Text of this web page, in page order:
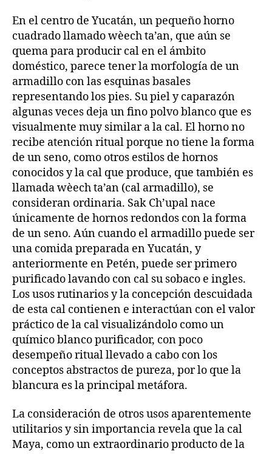
En el centro de Yucatán, un pequeño horno
cuadrado llamado wèech ta’an, que aún se
quema para producir cal en el ámbito
doméstico, parece tener la morfología de un
armadillo con las esquinas basales
representando los pies. Su piel y caparazón
algunas veces deja un fino polvo blanco que es
visualmente muy similar a la cal. El horno no
recibe atención ritual porque no tiene la forma
de un seno, como otros estilos de hornos
conocidos y la cal que produce, que también es
llamada wèech ta’an (cal armadillo), se
consideran ordinaria. Sak Ch’upal nace
únicamente de hornos redondos con la forma
de un seno. Aún cuando el armadillo puede ser
una comida preparada en Yucatán, y
anteriormente en Petén, puede ser primero
purificado lavando con cal su sobaco e ingles.
Los usos rutinarios y la concepción descuidada
de esta cal contienen e interactúan con el valor
práctico de la cal visualizándolo como un
químico blanco purificador, con poco
desempeño ritual llevado a cabo con los
conceptos abstractos de pureza, por lo que la
blancura es la principal metáfora.
La consideración de otros usos aparentemente
utilitarios y sin importancia revela que la cal
Maya, como un extraordinario producto de la